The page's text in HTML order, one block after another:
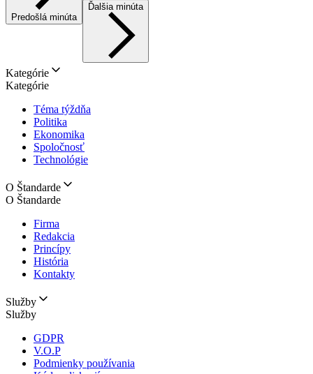
Predošlá minúta
Ďalšia minúta
Kategórie
Kategórie
Téma týždňa
Politika
Ekonomika
Spoločnosť
Technológie
O Štandarde
O Štandarde
Firma
Redakcia
Princípy
História
Kontakty
Služby
Služby
GDPR
V.O.P
Podmienky používania